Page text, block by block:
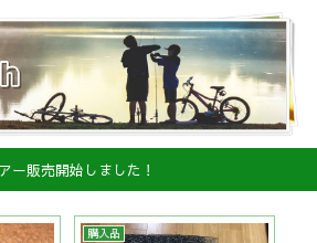
ー販売開始しました！
購入品